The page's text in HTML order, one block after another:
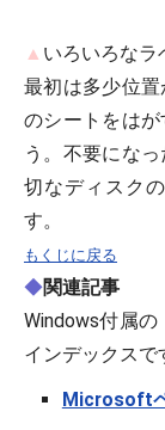
▲ いろいろなラ
最初は多少位
のシートをは
う。不要にな
切なディスク
す。
もくじに戻る
◆関連記事
Windows付属
インデックスで
Microsoft